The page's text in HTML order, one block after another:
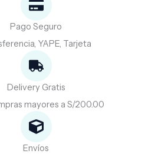
Pago Seguro
YAPE, Tarjeta
Delivery Gratis
mayores a S/200.00
Envíos